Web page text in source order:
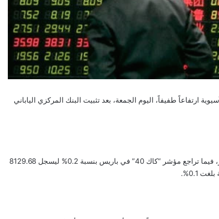
ارتفاعاً طفيفاً، اليوم الجمعة، بعد تثبيت البنك المركزي الياباني
وسجل مؤشر “داكس” في ألمانيا 24852.07 نقطة دون تغيير يذكر، فيما تراجع مؤشر “كاك 40” في باريس بنسبة 0.2% ليسجل 8129.68